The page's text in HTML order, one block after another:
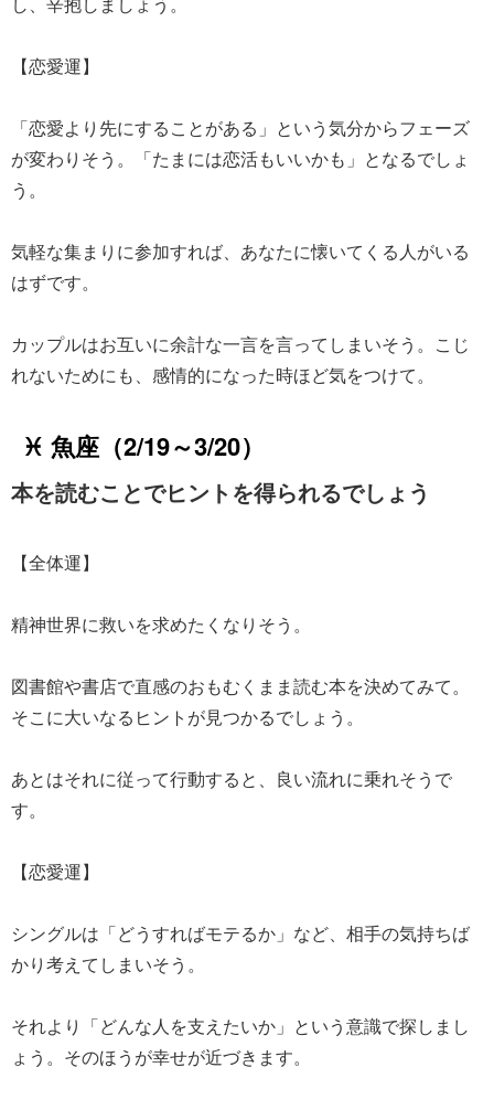
【恋愛運】
「恋愛より先にすることがある」という気分からフェーズ
が変わりそう。「たまには恋活もいいかも」となるでしょ
う。
気軽な集まりに参加すれば、あなたに懐いてくる人がいる
はずです。
カップルはお互いに余計な一言を言ってしまいそう。こじ
れないためにも、感情的になった時ほど気をつけて。
♓ 魚座（2/19～3/20）
本を読むことでヒントを得られるでしょう
【全体運】
精神世界に救いを求めたくなりそう。
図書館や書店で直感のおもむくまま読む本を決めてみて。
そこに大いなるヒントが見つかるでしょう。
あとはそれに従って行動すると、良い流れに乗れそうで
す。
【恋愛運】
シングルは「どうすればモテるか」など、相手の気持ちば
かり考えてしまいそう。
それより「どんな人を支えたいか」という意識で探しまし
ょう。そのほうが幸せが近づきます。